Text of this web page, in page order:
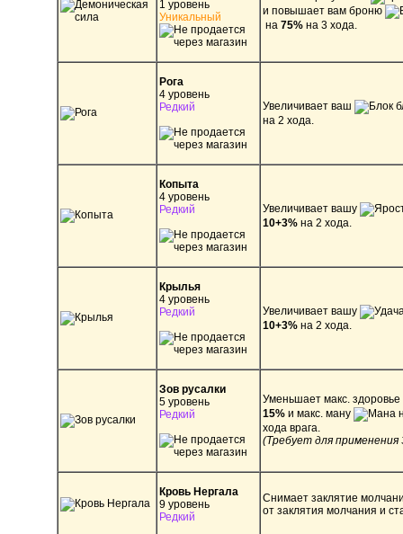
1 уровень
Уникальный
и повышает вам броню
на 75% на 3 хода.
Рога
4 уровень
Редкий
Увеличивает ваш
на 2 хода.
Копыта
4 уровень
Редкий
Увеличивает вашу
10+3% на 2 хода.
Крылья
4 уровень
Редкий
Увеличивает вашу
10+3% на 2 хода.
Зов русалки
5 уровень
Редкий
Уменьшает макс. здоровье
15% и макс. ману
хода врага.
(Требует для применения
Кровь Нергала
9 уровень
Редкий
Снимает заклятие
от заклятия молчания и